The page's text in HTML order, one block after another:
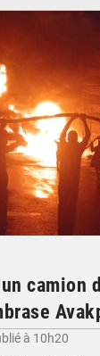
camion
à 10h20